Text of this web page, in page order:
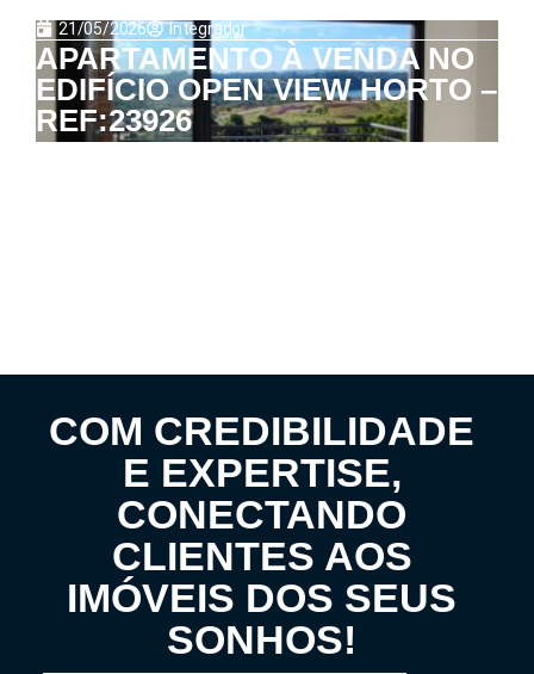
21/05/2026 Integrador
APARTAMENTO À VENDA NO
EDIFÍCIO OPEN VIEW HORTO –
REF:23926
COM CREDIBILIDADE
E EXPERTISE,
CONECTANDO
CLIENTES AOS
IMÓVEIS DOS SEUS
SONHOS!